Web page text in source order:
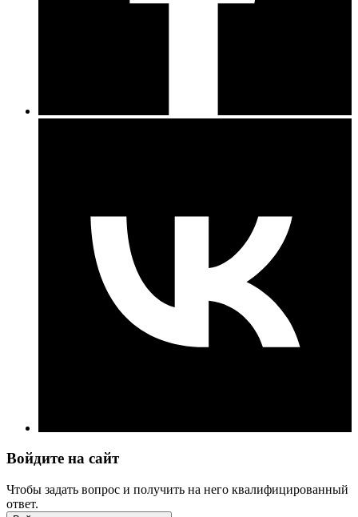
Войдите на сайт
Чтобы задать вопрос и получить на него квалифицированный
ответ.